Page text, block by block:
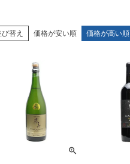
替え 価格が安い順 価格が高い順